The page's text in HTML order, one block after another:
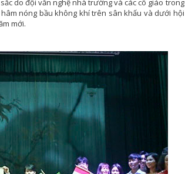
nóng bầu không khí trên sân khấu và dưới hội
mới.